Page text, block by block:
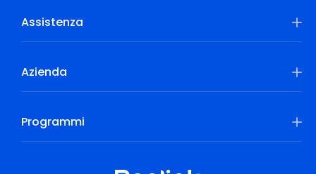
Assistenza
Azienda
Programmi